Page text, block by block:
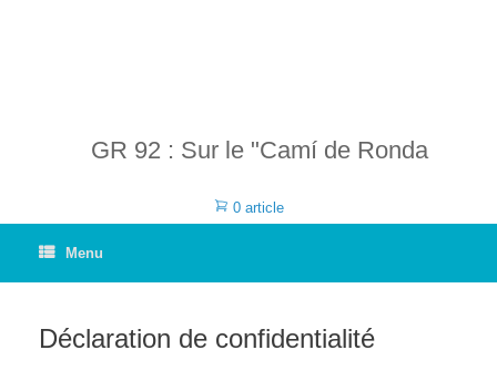
GR 92 : Sur le "Camí de Ronda
0 article
Menu
Déclaration de confidentialité